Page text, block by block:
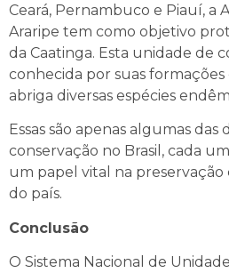
Ceará, Pernambuco e Piauí, a
Araripe tem como objetivo
da Caatinga. Esta unidade de
conhecida por suas formações
abriga diversas espécies
Essas são apenas algumas das
conservação no Brasil, cada
um papel vital na preservação
do país.
Conclusão
O Sistema Nacional de